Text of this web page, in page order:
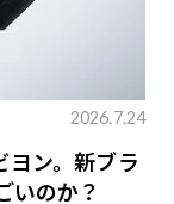
2026.7.24
ヨン。新ブラ
いのか？